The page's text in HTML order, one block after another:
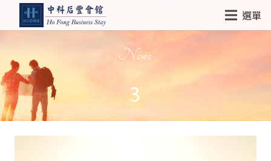
選單
News
3